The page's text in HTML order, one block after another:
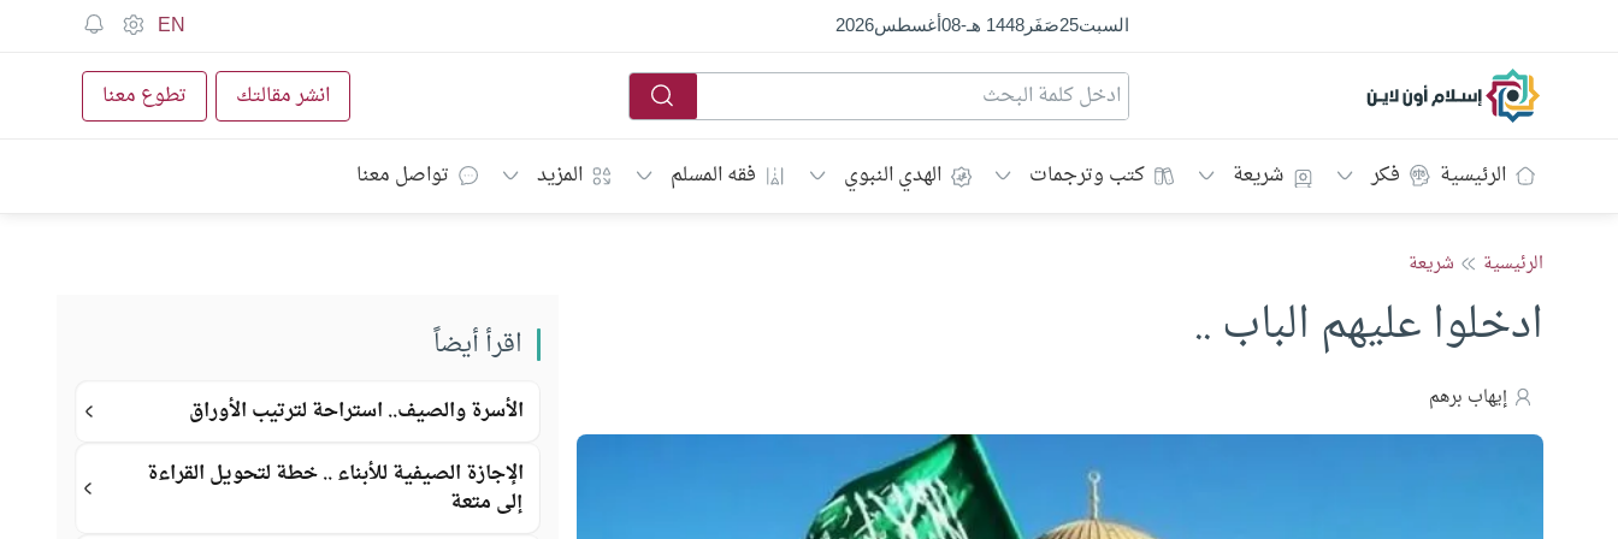
السبت25صَفَر1448 هـ -
08أغسطس2026
EN
إسلام أون لاين انشر مقالتك تطوع معنا
الرئيسية فكر شريعة كتب وترجمات الهدي النبوي فقه المسلم المزيد تواصل معنا
الرئيسية شريعة
ادخلوا عليهم الباب ..
إيهاب برهم
اقرأ أيضاً
الأسرة والصيف.. استراحة لترتيب الأوراق
الإجازة الصيفية للأبناء .. خطة لتحويل القراءة
إلى متعة